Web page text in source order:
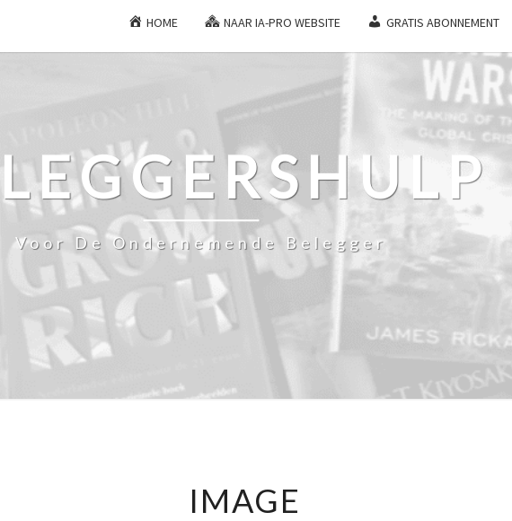
HOME NAAR IA-PRO WEBSITE GRATIS ABONNEMENT
Voor De Ondernemende Belegger
IMAGE